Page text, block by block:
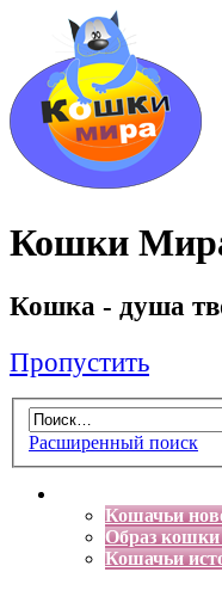
Кошки
Кошка - душа
Пропустить
Расширенный поиск
Кошачьи
Образ кошки
Кошачьи